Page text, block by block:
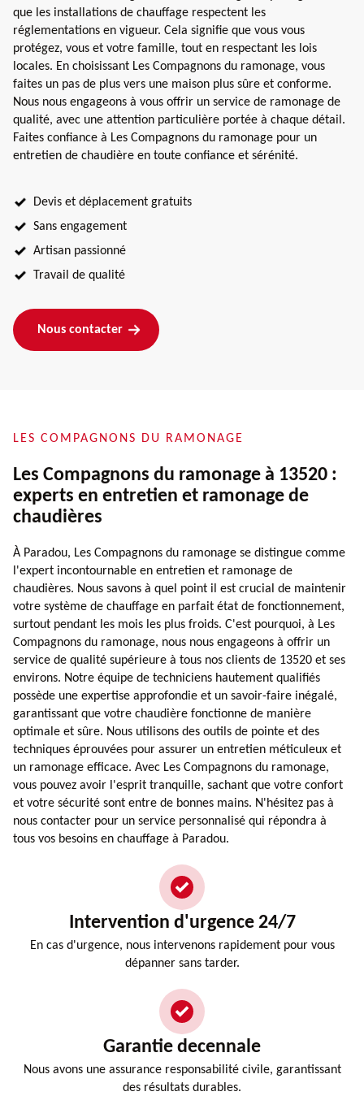
que les installations de chauffage respectent les
réglementations en vigueur. Cela signifie que vous vous
protégez, vous et votre famille, tout en respectant les lois
locales. En choisissant Les Compagnons du ramonage, vous
faites un pas de plus vers une maison plus sûre et conforme.
Nous nous engageons à vous offrir un service de ramonage de
qualité, avec une attention particulière portée à chaque détail.
Faites confiance à Les Compagnons du ramonage pour un
entretien de chaudière en toute confiance et sérénité.
Devis et déplacement gratuits
Sans engagement
Artisan passionné
Travail de qualité
Nous contacter
LES COMPAGNONS DU RAMONAGE
Les Compagnons du ramonage à 13520 :
experts en entretien et ramonage de
chaudières
À Paradou, Les Compagnons du ramonage se distingue comme
l'expert incontournable en entretien et ramonage de
chaudières. Nous savons à quel point il est crucial de maintenir
votre système de chauffage en parfait état de fonctionnement,
surtout pendant les mois les plus froids. C'est pourquoi, à Les
Compagnons du ramonage, nous nous engageons à offrir un
service de qualité supérieure à tous nos clients de 13520 et ses
environs. Notre équipe de techniciens hautement qualifiés
possède une expertise approfondie et un savoir-faire inégalé,
garantissant que votre chaudière fonctionne de manière
optimale et sûre. Nous utilisons des outils de pointe et des
techniques éprouvées pour assurer un entretien méticuleux et
un ramonage efficace. Avec Les Compagnons du ramonage,
vous pouvez avoir l'esprit tranquille, sachant que votre confort
et votre sécurité sont entre de bonnes mains. N'hésitez pas à
nous contacter pour un service personnalisé qui répondra à
tous vos besoins en chauffage à Paradou.
Intervention d'urgence 24/7
En cas d'urgence, nous intervenons rapidement pour vous
dépanner sans tarder.
Garantie decennale
Nous avons une assurance responsabilité civile, garantissant
des résultats durables.